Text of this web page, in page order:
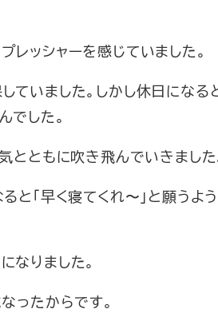
ッシャーを感じていました。
いました。しかし休日になると
した。
とともに吹き飛んでいきました
と「早く寝てくれ〜」と願うよ
なりました。
ったからです。